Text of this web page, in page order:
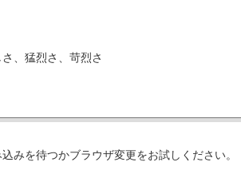
、猛烈さ、苛烈さ
みを待つかブラウザ変更をお試しください。